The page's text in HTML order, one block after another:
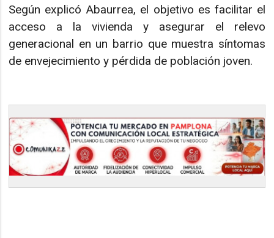
Según explicó Abaurrea, el objetivo es facilitar el
acceso a la vivienda y asegurar el relevo
generacional en un barrio que muestra síntomas
de envejecimiento y pérdida de población joven.